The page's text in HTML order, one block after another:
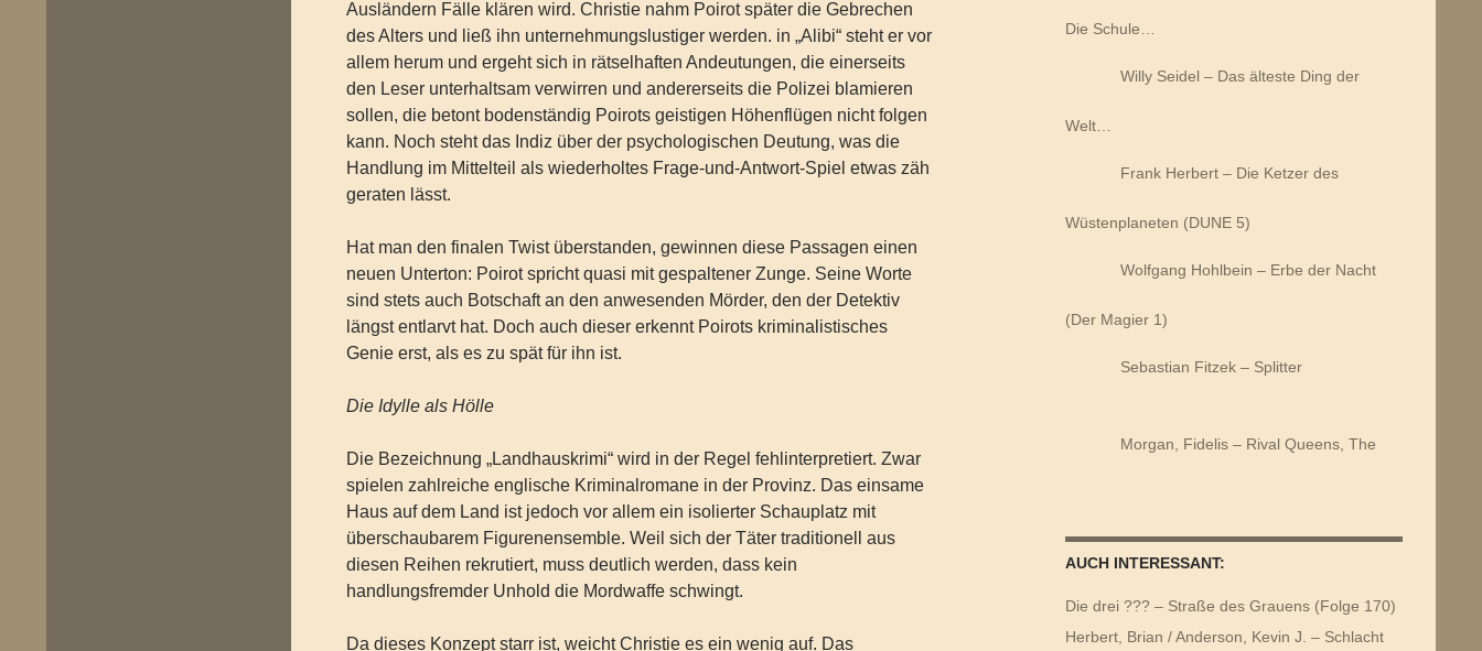
Ausländern Fälle klären wird. Christie nahm Poirot später die Gebrechen
des Alters und ließ ihn unternehmungslustiger werden. in „Alibi“ steht er vor
allem herum und ergeht sich in rätselhaften Andeutungen, die einerseits
den Leser unterhaltsam verwirren und andererseits die Polizei blamieren
sollen, die betont bodenständig Poirots geistigen Höhenflügen nicht folgen
kann. Noch steht das Indiz über der psychologischen Deutung, was die
Handlung im Mittelteil als wiederholtes Frage-und-Antwort-Spiel etwas zäh
geraten lässt.
Hat man den finalen Twist überstanden, gewinnen diese Passagen einen
neuen Unterton: Poirot spricht quasi mit gespaltener Zunge. Seine Worte
sind stets auch Botschaft an den anwesenden Mörder, den der Detektiv
längst entlarvt hat. Doch auch dieser erkennt Poirots kriminalistisches
Genie erst, als es zu spät für ihn ist.
Die Idylle als Hölle
Die Bezeichnung „Landhauskrimi“ wird in der Regel fehlinterpretiert. Zwar
spielen zahlreiche englische Kriminalromane in der Provinz. Das einsame
Haus auf dem Land ist jedoch vor allem ein isolierter Schauplatz mit
überschaubarem Figurenensemble. Weil sich der Täter traditionell aus
diesen Reihen rekrutiert, muss deutlich werden, dass kein
handlungsfremder Unhold die Mordwaffe schwingt.
Da dieses Konzept starr ist, weicht Christie es ein wenig auf. Das
Die Schule…
Willy Seidel – Das älteste Ding der
Welt…
Frank Herbert – Die Ketzer des
Wüstenplaneten (DUNE 5)
Wolfgang Hohlbein – Erbe der Nacht
(Der Magier 1)
Sebastian Fitzek – Splitter
Morgan, Fidelis – Rival Queens, The
AUCH INTERESSANT:
Die drei ??? – Straße des Grauens (Folge 170)
Herbert, Brian / Anderson, Kevin J. – Schlacht